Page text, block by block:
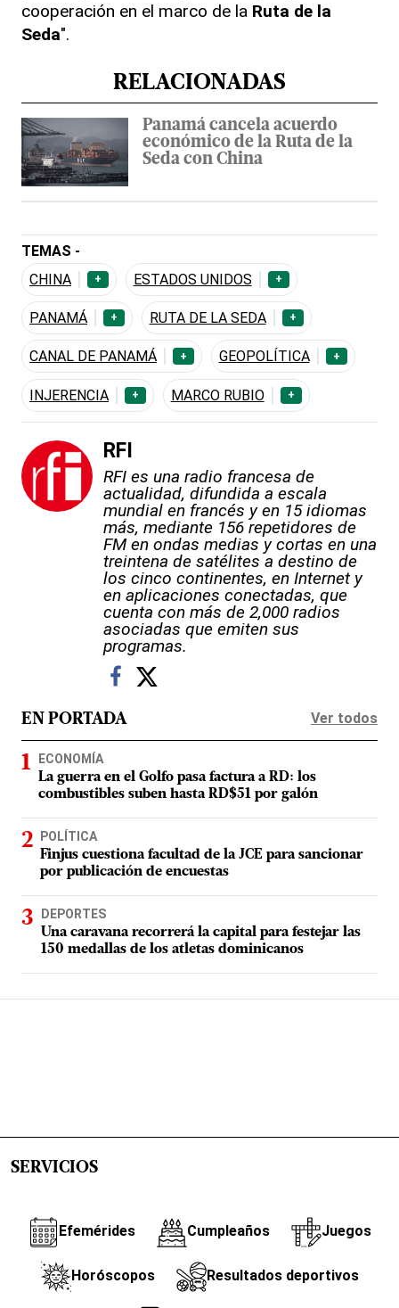
cooperación en el marco de la Ruta de la
Seda".
RELACIONADAS
Panamá cancela acuerdo
económico de la Ruta de la
Seda con China
TEMAS -
CHINA
+ ESTADOS UNIDOS +
PANAMÁ + RUTA DE LA SEDA +
CANAL DE PANAMÁ + GEOPOLÍTICA +
INJERENCIA + MARCO RUBIO +
RFI
RFI es una radio francesa de
actualidad, difundida a escala
mundial en francés y en 15 idiomas
más, mediante 156 repetidores de
FM en ondas medias y cortas en una
treintena de satélites a destino de
los cinco continentes, en Internet y
en aplicaciones conectadas, que
cuenta con más de 2,000 radios
asociadas que emiten sus
programas.
EN PORTADA Ver todos
ECONOMÍA
La guerra en el Golfo pasa factura a RD: los
combustibles suben hasta RD$51 por galón
POLÍTICA
Finjus cuestiona facultad de la JCE para sancionar
por publicación de encuestas
DEPORTES
Una caravana recorrerá la capital para festejar las
150 medallas de los atletas dominicanos
SERVICIOS
Efemérides Cumpleaños Juegos
Horóscopos Resultados deportivos